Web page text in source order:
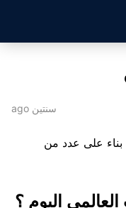
سنتين ago
بناء على عدد من
اليوم ؟